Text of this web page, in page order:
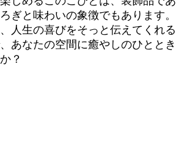
ぎと味わいの象徴でもあります。
人生の喜びをそっと伝えてくれる
あなたの空間に癒やしのひととき
？